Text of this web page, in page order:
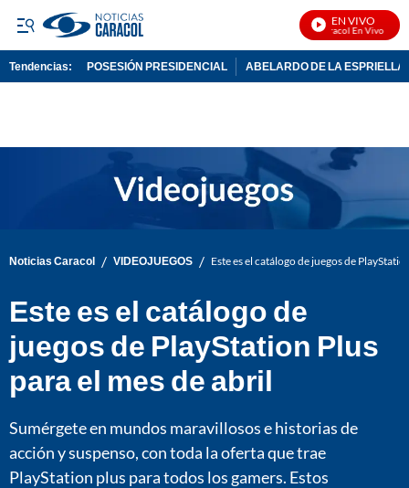
EN VIVO
Noticias Caracol En Vivo
Tendencias: POSESIÓN PRESIDENCIAL ABELARDO DE LA ESPRIELLA
Noticias Caracol / VIDEOJUEGOS / Este es el catálogo de juegos de
Este es el catálogo de
juegos de PlayStation Plus
para el mes de abril
Sumérgete en mundos maravillosos e historias de
acción y suspenso, con toda la oferta que trae
PlayStation plus para todos los gamers. Estos